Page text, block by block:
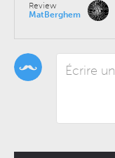
Review
MatBerghem